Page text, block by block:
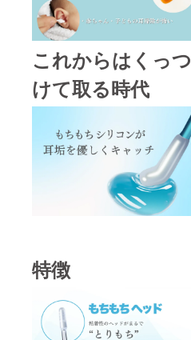
これからはくっつ
けて取る時代
特徴